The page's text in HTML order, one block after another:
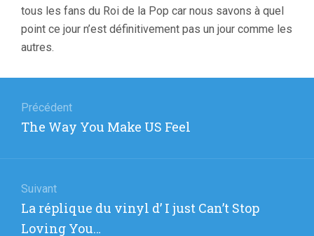
tous les fans du Roi de la Pop car nous savons à quel
point ce jour n’est définitivement pas un jour comme les
autres.
de
l’article
Précédent
Article
The Way You Make US Feel
Suivant
Article
suivant
La réplique du vinyl d’ I just Can’t Stop
Loving You…